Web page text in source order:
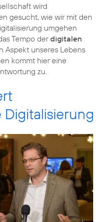
wird
gesucht, wie wir mit den
umgehen
Tempo derdigitalen
Aspekt unseres Lebens
kommt hier eine
zu.